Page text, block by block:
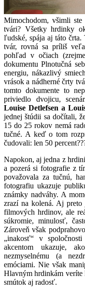
Mimochodom, všimli
tvári? Všetky hrdinky
ľudské, spája aj táto
tvár, rovná sa príliš
pohľad v očiach
dokumentu Plnotučná
energiu, nákazlivý
vrások a nádherné črty
tomto dokumente to
priviedlo dvojicu,
Louise Detlefsen a
jednej štúdii sa dočítali,
15 do 25 rokov nemá
tučné. A keď o tom
čudovali: len 50
Napokon, aj jedna z
a pozerá si fotografie z
považovala za tučnú,
fotografiu ukazuje
známky nadváhy. A
zrazí na kolená. Aj
filmových hrdinov, ale
súkromie, minulosť,
Zároveň však
„inakosť“ v
akcentom ukazuje,
nezmyselnému (a
emóciami. Nie však
Hlavným hrdinkám veríte
smútok aj radosť.